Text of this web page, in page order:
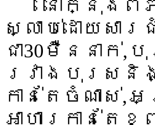
នៅក្នុងពិភព
ស្លាប់ដោយសា
ជា30ម៉ឺននាក់,
រវាងបុរសនិ
កាន់តែចំណាស់,
អាហារកាន់តែ